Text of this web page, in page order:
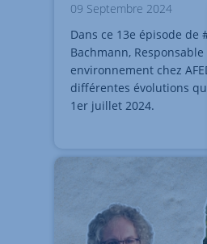
09 Septembre 2024
Dans ce 13e épisode de
Bachmann,
environnement chez
différentes évolutions
1er juillet 2024.